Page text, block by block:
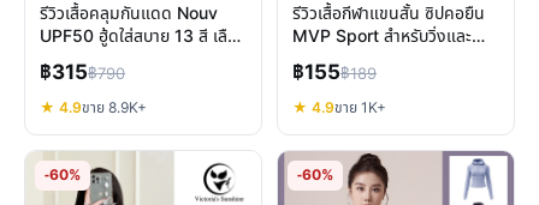
รีวิวเสื้อคลุมกันแดด Nouv
UPF50 ฮู้ดใส่สบาย 13 สี เลือก
ไซส์ Free/Up/Super
฿315฿790
★ 4.9ขาย 8.9K+
รีวิวเสื้อกีฬาแขนสั้น ซิปคอยืน
MVP Sport สำหรับวิ่งและ
ลำลอง คุ้มไหม
฿155฿189
★ 4.9ขาย 1K+
-60% -60%